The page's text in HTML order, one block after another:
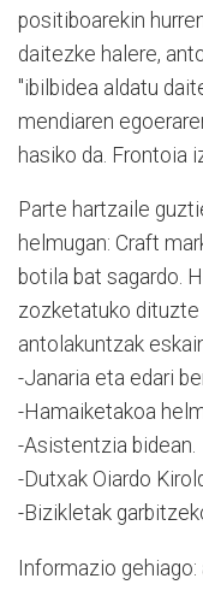
positiboarekin
daitezke halere,
"ibilbidea aldatu
mendiaren
hasiko da. Frontoia
Parte hartzaile
helmugan: Craft
botila bat sagardo.
zozketatuko dituzte
antolakuntzak
-Janaria eta edari
-Hamaiketakoa
-Asistentzia bidean.
-Dutxak Oiardo
-Bizikletak
Informazio gehiago: